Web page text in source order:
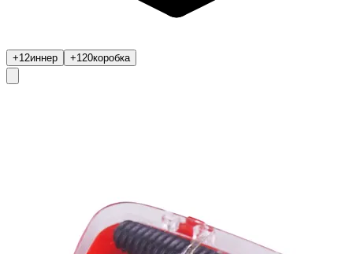
+12иннер +120коробка